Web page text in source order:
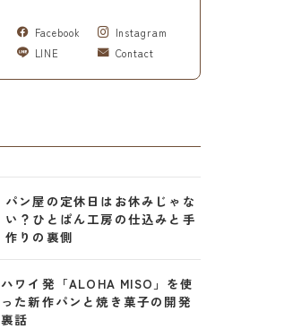
Facebook
Instagram
LINE Contact
パン屋の定休日はお休みじゃな
い？ひとぱん工房の仕込みと手
作りの裏側
ハワイ発「ALOHA MISO」を使
った新作パンと焼き菓子の開発
裏話